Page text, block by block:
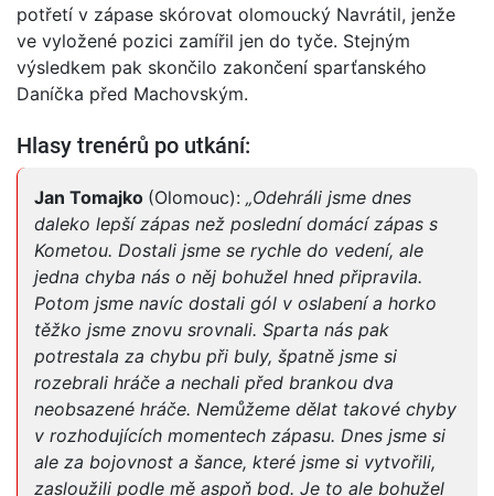
potřetí v zápase skórovat olomoucký Navrátil, jenže
ve vyložené pozici zamířil jen do tyče. Stejným
výsledkem pak skončilo zakončení sparťanského
Daníčka před Machovským.
Hlasy trenérů po utkání:
Jan Tomajko (Olomouc): „Odehráli jsme dnes
daleko lepší zápas než poslední domácí zápas s
Kometou. Dostali jsme se rychle do vedení, ale
jedna chyba nás o něj bohužel hned připravila.
Potom jsme navíc dostali gól v oslabení a horko
těžko jsme znovu srovnali. Sparta nás pak
potrestala za chybu při buly, špatně jsme si
rozebrali hráče a nechali před brankou dva
neobsazené hráče. Nemůžeme dělat takové chyby
v rozhodujících momentech zápasu. Dnes jsme si
ale za bojovnost a šance, které jsme si vytvořili,
zasloužili podle mě aspoň bod. Je to ale bohužel